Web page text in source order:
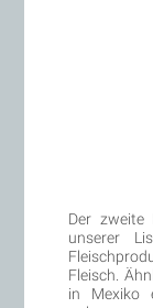
Der zweite
unserer
Fleisch.
in Mexiko